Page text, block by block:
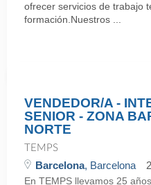
ofrecer servicios de trabajo
formación.Nuestros ...
VENDEDOR/A -
SENIOR - ZONA
NORTE
TEMPS
Barcelona, Barcelona
En TEMPS llevamos 25